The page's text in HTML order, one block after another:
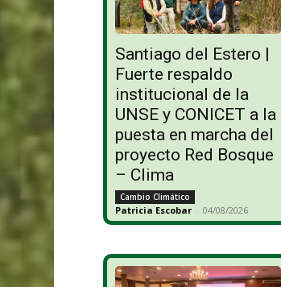
Santiago del Estero |
Fuerte respaldo
institucional de la
UNSE y CONICET a la
puesta en marcha del
proyecto Red Bosque
– Clima
Cambio Climático
Patricia Escobar - 04/08/2026